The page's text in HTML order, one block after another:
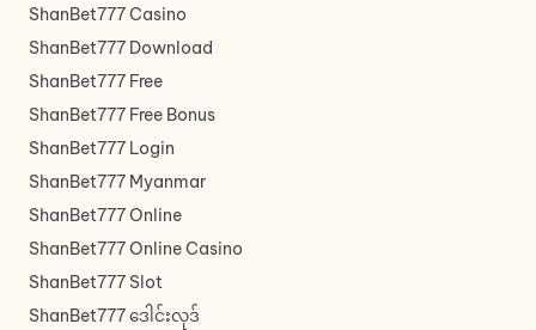
ShanBet777 Casino
ShanBet777 Download
ShanBet777 Free
ShanBet777 Free Bonus
ShanBet777 Login
ShanBet777 Myanmar
ShanBet777 Online
ShanBet777 Online Casino
ShanBet777 Slot
ShanBet777 ဒေါင်းလုဒ်